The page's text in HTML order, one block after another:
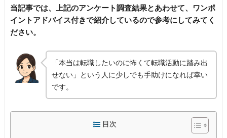
当記事では、上記のアンケート調査結果とあわせて、ワンポ
イントアドバイス付きで紹介しているので参考にしてみてく
ださい。
「本当は転職したいのに怖くて転職活動に踏み出
せない」という人に少しでも手助けになれば幸い
です。
目次